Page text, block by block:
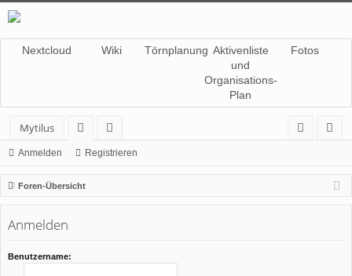
Nextcloud Wiki Törnplanung Aktivenliste
und
Organisations-
Plan
Fotos
Mytilus
or
en
itg
lie
de
m
el
ist
rie
Anmelden Registrieren
Foren-Übersicht
Anmelden
Benutzername: